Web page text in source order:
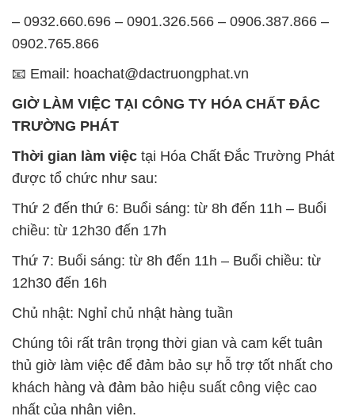
– 0932.660.696 – 0901.326.566 – 0906.387.866 –
0902.765.866
📧 Email: hoachat@dactruongphat.vn
GIỜ LÀM VIỆC TẠI CÔNG TY HÓA CHẤT ĐẮC
TRƯỜNG PHÁT
Thời gian làm việc tại Hóa Chất Đắc Trường Phát
được tổ chức như sau:
Thứ 2 đến thứ 6: Buổi sáng: từ 8h đến 11h – Buổi
chiều: từ 12h30 đến 17h
Thứ 7: Buổi sáng: từ 8h đến 11h – Buổi chiều: từ
12h30 đến 16h
Chủ nhật: Nghỉ chủ nhật hàng tuần
Chúng tôi rất trân trọng thời gian và cam kết tuân
thủ giờ làm việc để đảm bảo sự hỗ trợ tốt nhất cho
khách hàng và đảm bảo hiệu suất công việc cao
nhất của nhân viên.